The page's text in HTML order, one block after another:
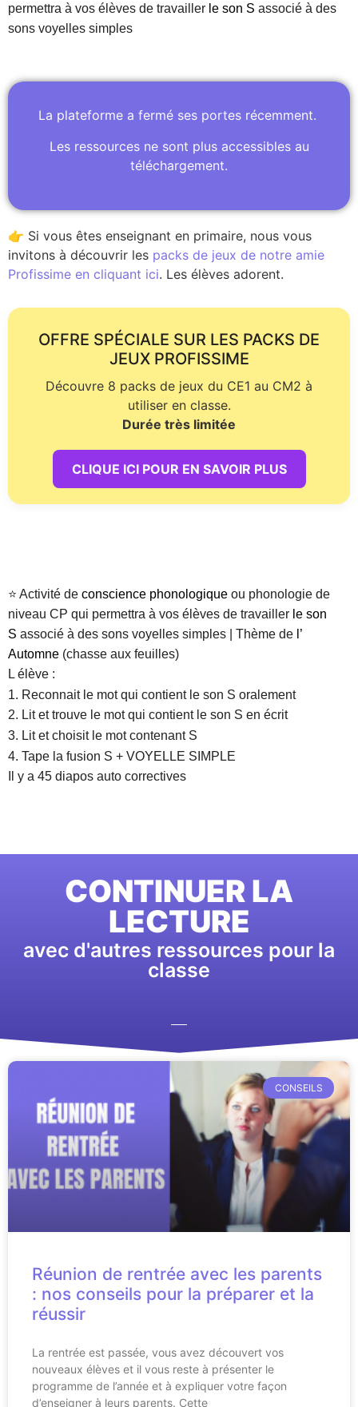
permettra à vos élèves de travailler le son S associé à des
sons voyelles simples
La plateforme a fermé ses portes récemment.
Les ressources ne sont plus accessibles au
téléchargement.
👉 Si vous êtes enseignant en primaire, nous vous
invitons à découvrir les packs de jeux de notre amie
Profissime en cliquant ici. Les élèves adorent.
OFFRE SPÉCIALE SUR LES PACKS DE
JEUX PROFISSIME
Découvre 8 packs de jeux du CE1 au CM2 à
utiliser en classe.
Durée très limitée
CLIQUE ICI POUR EN SAVOIR PLUS
⭐ Activité de conscience phonologique ou phonologie de
niveau CP qui permettra à vos élèves de travailler le son
S associé à des sons voyelles simples | Thème de l’
Automne (chasse aux feuilles)
L élève :
1. Reconnait le mot qui contient le son S oralement
2. Lit et trouve le mot qui contient le son S en écrit
3. Lit et choisit le mot contenant S
4. Tape la fusion S + VOYELLE SIMPLE
Il y a 45 diapos auto correctives
CONTINUER LA
LECTURE
avec d'autres ressources pour la
classe
CONSEILS
Réunion de rentrée avec les parents
: nos conseils pour la préparer et la
réussir
La rentrée est passée, vous avez découvert vos
nouveaux élèves et il vous reste à présenter le
programme de l’année et à expliquer votre façon
d’enseigner à leurs parents. Cette